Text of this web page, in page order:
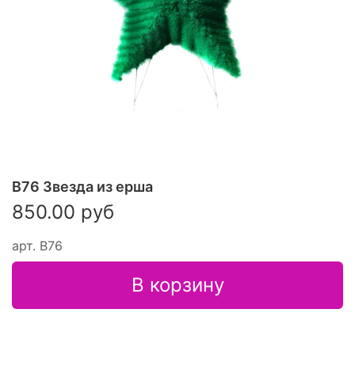
арт. В76
В76 Звезда из ерша
850.00 руб
В корзину